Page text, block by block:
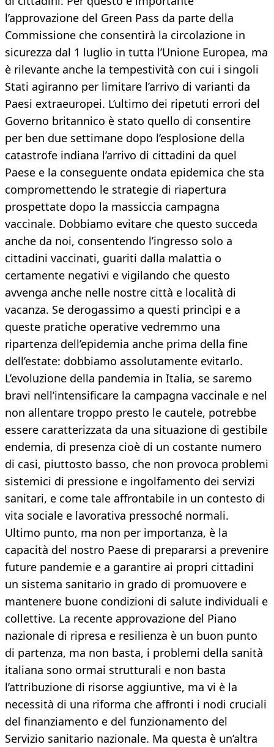
l’approvazione del Green Pass da parte della
Commissione che consentirà la circolazione in
sicurezza dal 1 luglio in tutta l’Unione Europea, ma
è rilevante anche la tempestività con cui i singoli
Stati agiranno per limitare l’arrivo di varianti da
Paesi extraeuropei. L’ultimo dei ripetuti errori del
Governo britannico è stato quello di consentire
per ben due settimane dopo l’esplosione della
catastrofe indiana l’arrivo di cittadini da quel
Paese e la conseguente ondata epidemica che sta
compromettendo le strategie di riapertura
prospettate dopo la massiccia campagna
vaccinale. Dobbiamo evitare che questo succeda
anche da noi, consentendo l’ingresso solo a
cittadini vaccinati, guariti dalla malattia o
certamente negativi e vigilando che questo
avvenga anche nelle nostre città e località di
vacanza. Se derogassimo a questi princìpi e a
queste pratiche operative vedremmo una
ripartenza dell’epidemia anche prima della fine
dell’estate: dobbiamo assolutamente evitarlo.
L’evoluzione della pandemia in Italia, se saremo
bravi nell’intensificare la campagna vaccinale e nel
non allentare troppo presto le cautele, potrebbe
essere caratterizzata da una situazione di gestibile
endemia, di presenza cioè di un costante numero
di casi, piuttosto basso, che non provoca problemi
sistemici di pressione e ingolfamento dei servizi
sanitari, e come tale affrontabile in un contesto di
vita sociale e lavorativa pressoché normali.
Ultimo punto, ma non per importanza, è la
capacità del nostro Paese di prepararsi a prevenire
future pandemie e a garantire ai propri cittadini
un sistema sanitario in grado di promuovere e
mantenere buone condizioni di salute individuali e
collettive. La recente approvazione del Piano
nazionale di ripresa e resilienza è un buon punto
di partenza, ma non basta, i problemi della sanità
italiana sono ormai strutturali e non basta
l’attribuzione di risorse aggiuntive, ma vi è la
necessità di una riforma che affronti i nodi cruciali
del finanziamento e del funzionamento del
Servizio sanitario nazionale. Ma questa è un’altra